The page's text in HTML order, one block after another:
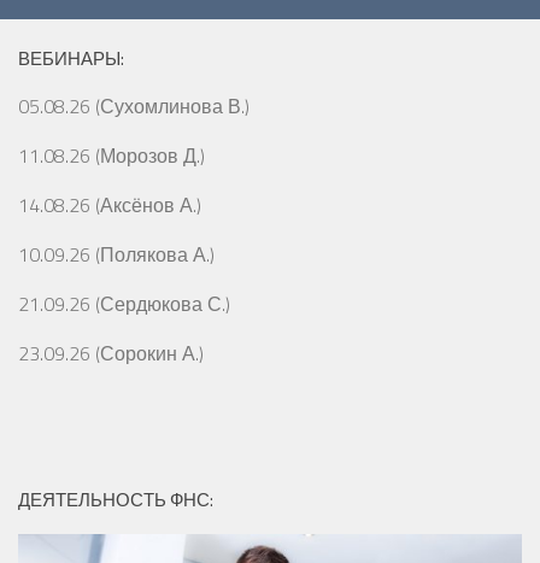
ВЕБИНАРЫ:
05.08.26 (Сухомлинова В.)
11.08.26 (Морозов Д.)
14.08.26 (Аксёнов А.)
10.09.26 (Полякова А.)
21.09.26 (Сердюкова С.)
23.09.26 (Сорокин А.)
ДЕЯТЕЛЬНОСТЬ ФНС: